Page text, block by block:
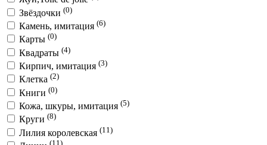
Звёздочки (0)
Камень, имитация (6)
Карты (0)
Квадраты (4)
Кирпич, имитация (3)
Клетка (2)
Книги (0)
Кожа, шкуры, имитация (5)
Круги (8)
Лилия королевская (11)
(11)